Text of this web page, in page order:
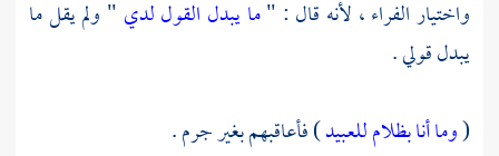
واختيارالفراء، لأنه قال : "ما يبدل القول لدي " ولم يقل ما
يبدل قولي .
(وما أنا بظلام للعبيد) فأعاقبهم بغير جرم .